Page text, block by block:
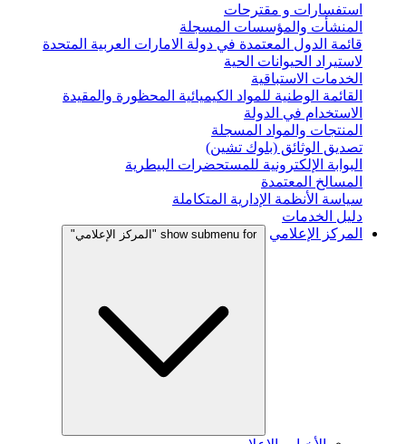
استفسارات و مقترحات
المنشأت والمؤسسات المسجلة
قائمة الدول المعتمدة في دولة الامارات العربية المتحدة
لاستيراد الحيوانات الحية
الخدمات الاستباقية
القائمة الوطنية للمواد الكيميائية المحظورة والمقيدة
الاستخدام في الدولة
المنتجات والمواد المسجلة
تصديق الوثائق (بلوك تشين)
البوابة الإلكترونية للمستحضرات البيطرية
المسالخ المعتمدة
سياسة الأنظمة الإدارية المتكاملة
دليل الخدمات
المركز الإعلامي
show submenu for "المركز الإعلامي"